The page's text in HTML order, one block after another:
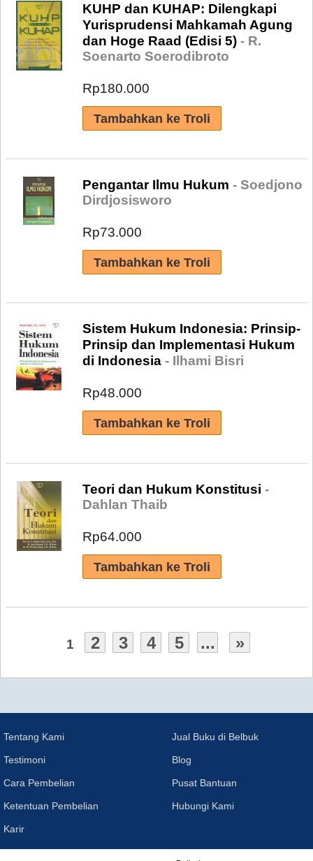
KUHP dan KUHAP: Dilengkapi
Yurisprudensi Mahkamah Agung
dan Hoge Raad (Edisi 5) - R.
Soenarto Soerodibroto
Rp180.000
Pengantar Ilmu Hukum - Soedjono
Dirdjosisworo
Rp73.000
Sistem Hukum Indonesia: Prinsip-
Prinsip dan Implementasi Hukum
di Indonesia - Ilhami Bisri
Rp48.000
Teori dan Hukum Konstitusi -
Dahlan Thaib
Rp64.000
1 2 3 4 5 ... »
Tentang Kami
Testimoni
Cara Pembelian
Ketentuan Pembelian
Karir
Jual Buku di Belbuk
Blog
Pusat Bantuan
Hubungi Kami